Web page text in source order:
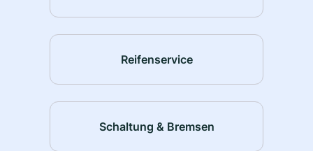
Reifenservice
Schaltung & Bremsen